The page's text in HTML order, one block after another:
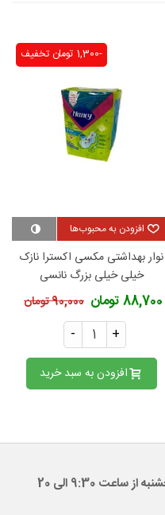
تخفیف -1,300 تومان
افزودن به محبوب‌ها
نوار بهداشتی مکسی اکسترا نازک
خیلی خیلی بزرگ نانسی
88,700 تومان 90,000 تومان
- +
افزودن به سبد خرید
9:30 الی 20